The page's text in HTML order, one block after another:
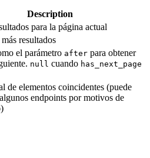
Description
para la página actual
resultados
el parámetro after para obtener
null cuando has_next_page
de elementos coincidentes (puede
endpoints por motivos de